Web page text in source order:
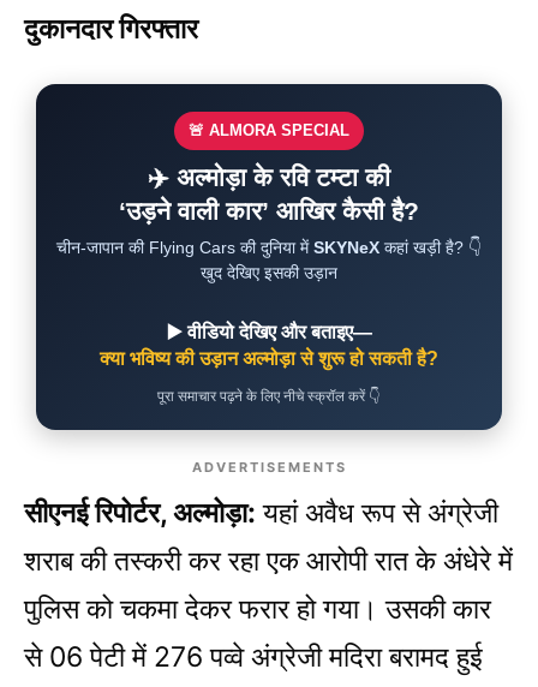
दुकानदार गिरफ्तार
🚨 ALMORA SPECIAL
✈️ अल्मोड़ा के रवि टम्टा की
‘उड़ने वाली कार’ आखिर कैसी है?
चीन-जापान की Flying Cars की दुनिया मेंSKYNeX कहां खड़ी है? 👇
खुद देखिए इसकी उड़ान
▶️ वीडियो देखिए और बताइए—
क्या भविष्य की उड़ान अल्मोड़ा से शुरू हो सकती है?
पूरा समाचार पढ़ने के लिए नीचे स्क्रॉल करें 👇
ADVERTISEMENTS
सीएनई रिपोर्टर, अल्मोड़ा: यहां अवैध रूप से अंग्रेजी
शराब की तस्करी कर रहा एक आरोपी रात के अंधेरे में
पुलिस को चकमा देकर फरार हो गया। उसकी कार
से 06 पेटी में 276 पव्वे अंग्रेजी मदिरा बरामद हुई